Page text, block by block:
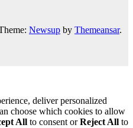
Newsup by Themeansar.
deliver personalized
choose which cookies to allow
All to consent orReject All to